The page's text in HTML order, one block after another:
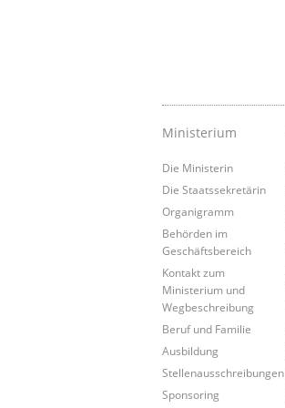
Ministerium
Die Ministerin
Die Staatssekretärin
Organigramm
Behörden im
Geschäftsbereich
Kontakt zum
Ministerium und
Wegbeschreibung
Beruf und Familie
Ausbildung
Stellenausschreibungen
Sponsoring